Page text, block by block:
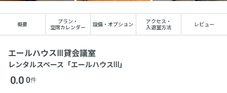
概要
プラン ・
空席カレンダー
設備・オプション
アクセス ・
入退室方法
レビュー
エールハウスⅢ貸会議室
レンタルスペース「エールハウスⅢ」
0.0 0件